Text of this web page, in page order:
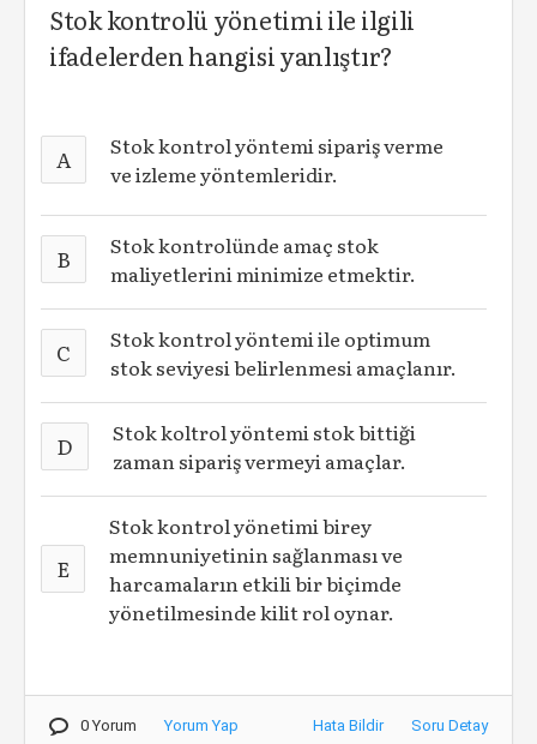
Stok kontrolü yönetimi ile ilgili
ifadelerden hangisi yanlıştır?
A
Stok kontrol yöntemi sipariş verme
ve izleme yöntemleridir.
B
Stok kontrolünde amaç stok
maliyetlerini minimize etmektir.
C
Stok kontrol yöntemi ile optimum
stok seviyesi belirlenmesi amaçlanır.
D
Stok koltrol yöntemi stok bittiği
zaman sipariş vermeyi amaçlar.
E
Stok kontrol yönetimi birey
memnuniyetinin sağlanması ve
harcamaların etkili bir biçimde
yönetilmesinde kilit rol oynar.
0 Yorum Yorum Yap Hata Bildir Soru Detay